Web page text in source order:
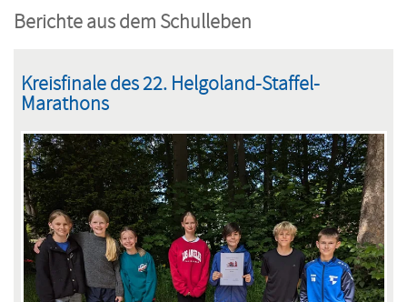
Berichte aus dem Schulleben
Kreisfinale des 22. Helgoland-Staffel-
Marathons